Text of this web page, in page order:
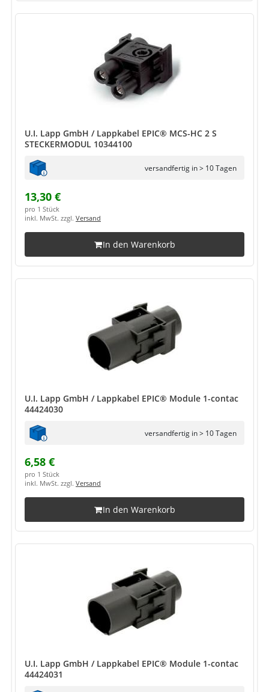
U.I. Lapp GmbH / Lappkabel EPIC® MCS-HC 2 S
STECKERMODUL 10344100
versandfertig in > 10 Tagen
13,30 €
pro 1 Stück
inkl. MwSt. zzgl. Versand
In den Warenkorb
U.I. Lapp GmbH / Lappkabel EPIC® Module 1-contac
44424030
versandfertig in > 10 Tagen
6,58 €
pro 1 Stück
inkl. MwSt. zzgl. Versand
In den Warenkorb
U.I. Lapp GmbH / Lappkabel EPIC® Module 1-contac
44424031